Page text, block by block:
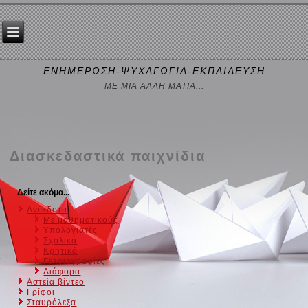
ΕΝΗΜΕΡΩΣΗ-ΨΥΧΑΓΩΓΙΑ-ΕΚΠΑΙΔΕΥΣΗ
ΜΕ ΜΙΑ ΑΛΛΗ ΜΑΤΙΑ...
Διασκεδαστικά παιχνίδια
Δείτε ακόμα...
Ανέκδοτα
Με μαθηματικούς
Υπολογιστές
Σχολικά
Κρητικά
Γελοιογραφίες
Διάφορα
Αστεία βίντεο
Γρίφοι
Σταυρόλεξα